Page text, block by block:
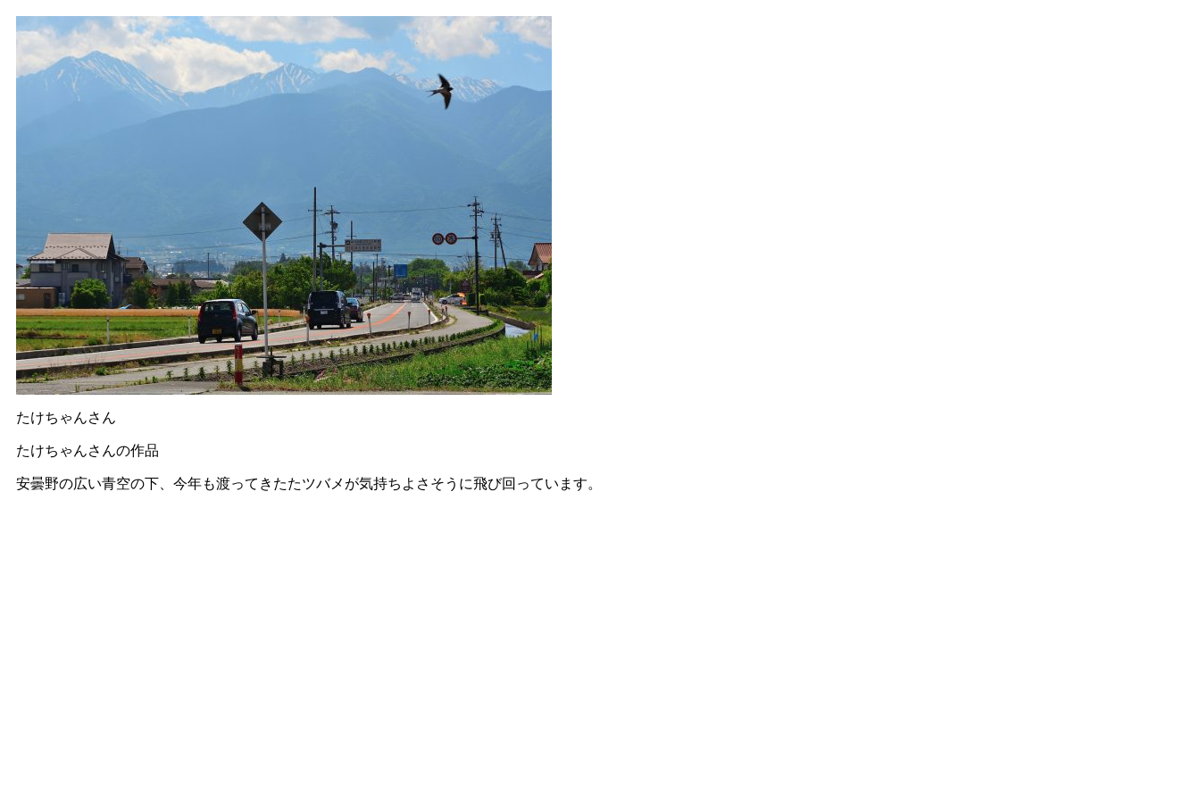
たけちゃんさん
たけちゃんさんの作品
安曇野の広い青空の下、今年も渡ってきたたツバメが気持ちよさそうに飛び回っています。